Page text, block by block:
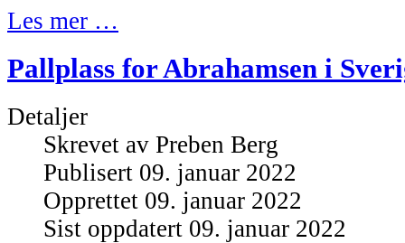
Les mer …
Pallplass for Abrahamsen i
Detaljer
Skrevet av Preben Berg
Publisert 09. januar 2022
Opprettet 09. januar 2022
Sist oppdatert 09. januar 2022